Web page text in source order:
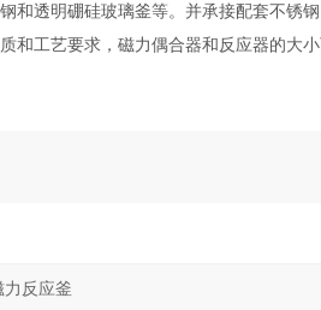
和透明硼硅玻璃釜等。并承接配套不锈
和工艺要求，磁力偶合器和反应器的大